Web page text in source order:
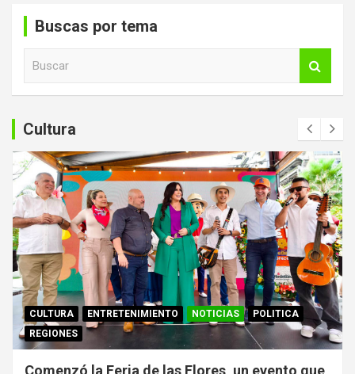
Buscas por tema
a
Cultura
CULTURA ENTRETENIMIENTO NOTICIAS
POLITICA
REGIONES
Comenzó la Feria de las Flores, un evento que